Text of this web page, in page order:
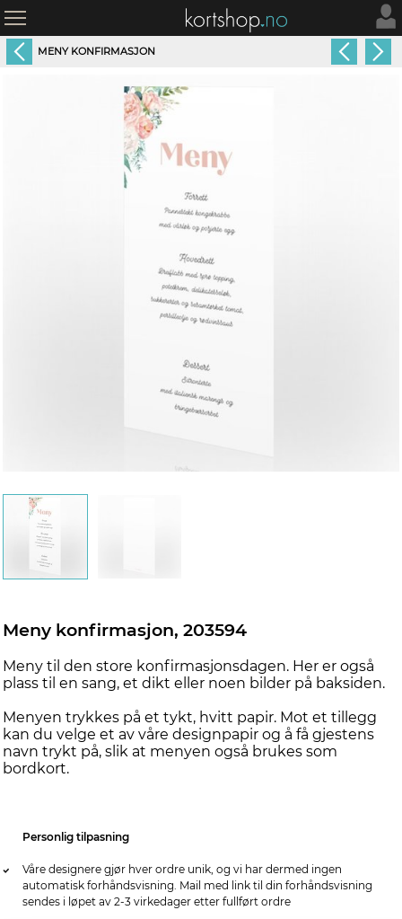
MENY KONFIRMASJON
Meny konfirmasjon, 203594
Meny til den store konfirmasjonsdagen. Her er også
plass til en sang, et dikt eller noen bilder på baksiden.
Menyen trykkes på et tykt, hvitt papir. Mot et tillegg
kan du velge et av våre designpapir og å få gjestens
navn trykt på, slik at menyen også brukes som
bordkort.
Personlig tilpasning
Våre designere gjør hver ordre unik, og vi har dermed ingen
automatisk forhåndsvisning. Mail med link til din forhåndsvisning
sendes i løpet av 2-3 virkedager etter fullført ordre